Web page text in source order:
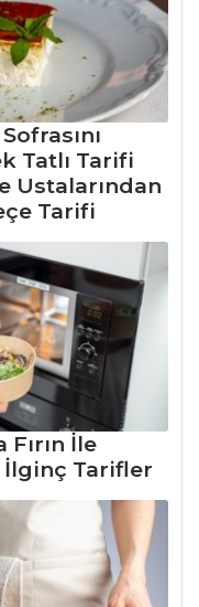
Tatlı Tarifi
Ustalarından
Tarifi
İle
Tarifler